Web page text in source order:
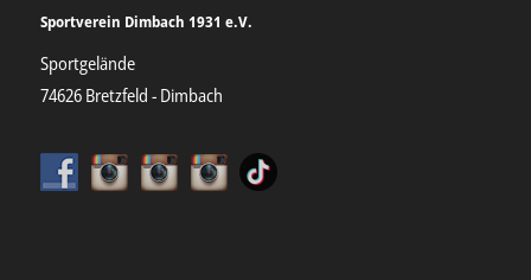
Sportverein Dimbach 1931 e.V.
Sportgelände
74626 Bretzfeld - Dimbach